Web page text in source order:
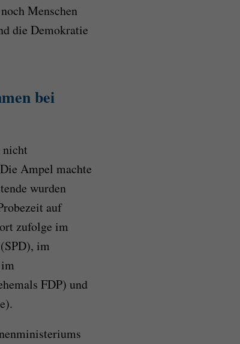
Menschen
die Demokratie
bei
nicht
Ampel machte
wurden
auf
zufolge im
im
FDP) und